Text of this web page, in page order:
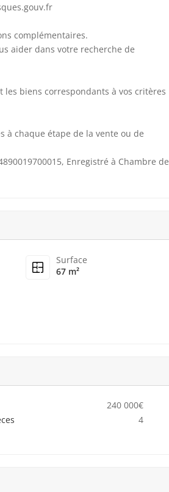
complémentaires.
aider dans votre recherche de
biens correspondants à vos critères
à chaque étape de la vente ou de
Enregistré à Chambre de
Surface
67 m²
240 000€
4